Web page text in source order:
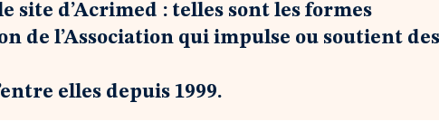
site d’Acrimed : telles sont les formes
de l’Association qui impulse ou soutient des
elles depuis 1999.